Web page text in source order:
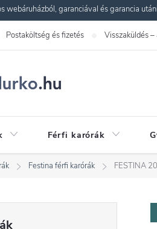
webáruházból, garanciával és garancia
Postaköltség és fizetés Visszaküldés –
Férfi karórák
Festina férfi karórák FESTINA